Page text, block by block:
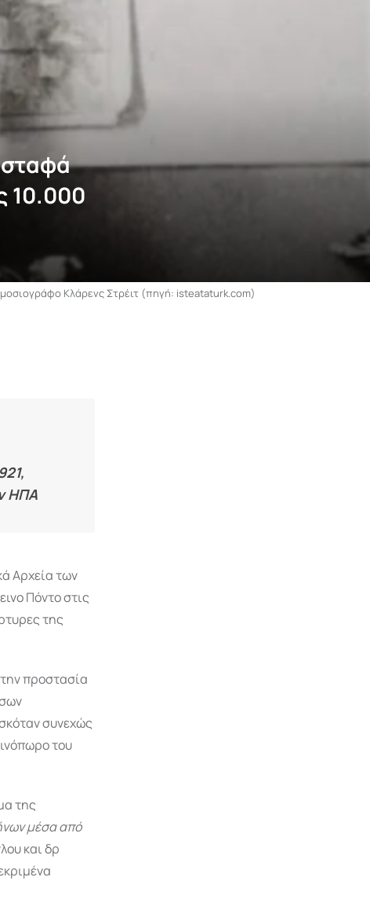
10.000
Κλάρενς Στρέιτ (πηγή: isteataturk.com)
ΗΠΑ
Αρχεία των
Πόντο στις
της
προστασία
συνεχώς
του
της
μέσα από
και δρ